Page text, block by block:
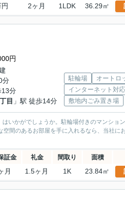
2ヶ月 1LDK 36.29㎡
円
分
13分
目 」駅 徒歩14分
駐輪場 オートロ
インターネット対応
敷地内ごみ置き場
いかがでしょうか。駐輪場付きのマンショ
間のあるお部屋を手に入れるなら、当社に
証金 礼金 間取り 面積
月 1.5ヶ月 1K 23.84㎡